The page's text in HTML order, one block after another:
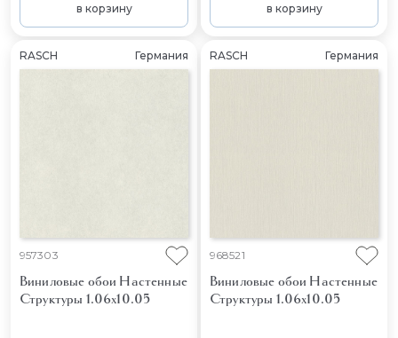
в корзину в корзину
RASCH Германия
957303
Виниловые обои Настенные
Структуры 1.06x10.05
RASCH Германия
968521
Виниловые обои Настенные
Структуры 1.06x10.05